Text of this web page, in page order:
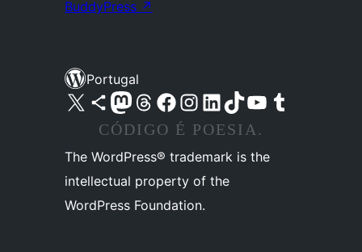
BuddyPress ↗
Portugal
Visite a nossa conta X (antigo Twitter)
Visit our Bluesky account
Visit our Mastodon account
Visit our Threads account
Visite a nossa página do Facebook
Visite a nossa conta no Instagram
Visite a nossa conta no LinkedIn
Visit our TikTok account
Visit our YouTube channel
Visit our Tumblr account
CÓDIGO É POESIA.
The WordPress® trademark is the
intellectual property of the
WordPress Foundation.